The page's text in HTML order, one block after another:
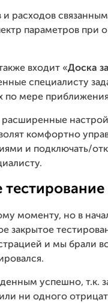
и расходов
параметров при
входит «Доска
специалисту
по мере
комфортно
и подключать/
моменту, но в
закрытое
и мы брали
успешно, т.к.
ни одного